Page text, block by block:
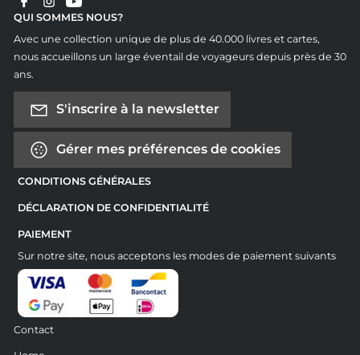
QUI SOMMES NOUS?
Avec une collection unique de plus de 40.000 livres et cartes,
nous accueillons un large éventail de voyageurs depuis près de 30
ans.
S'inscrire à la newsletter
Gérer mes préférences de cookies
CONDITIONS GÉNÉRALES
DÉCLARATION DE CONFIDENTIALITÉ
PAIEMENT
Sur notre site, nous acceptons les modes de paiement suivants
Contact